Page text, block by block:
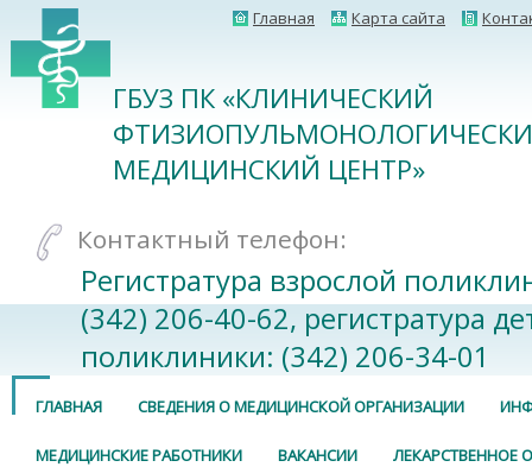
Главная Карта сайта
ГБУЗ ПК «КЛИНИЧЕСКИЙ
МЕДИЦИНСКИЙ ЦЕНТР»
Контактный телефон:
Регистратура взрослой
(342) 206-40-62, регистратура
поликлиники: (342) 206-34-01
ГЛАВНАЯ СВЕДЕНИЯ О МЕДИЦИНСКОЙ ОРГАНИЗАЦИИ
МЕДИЦИНСКИЕ РАБОТНИКИ ВАКАНСИИ ЛЕКАРСТВЕННОЕ